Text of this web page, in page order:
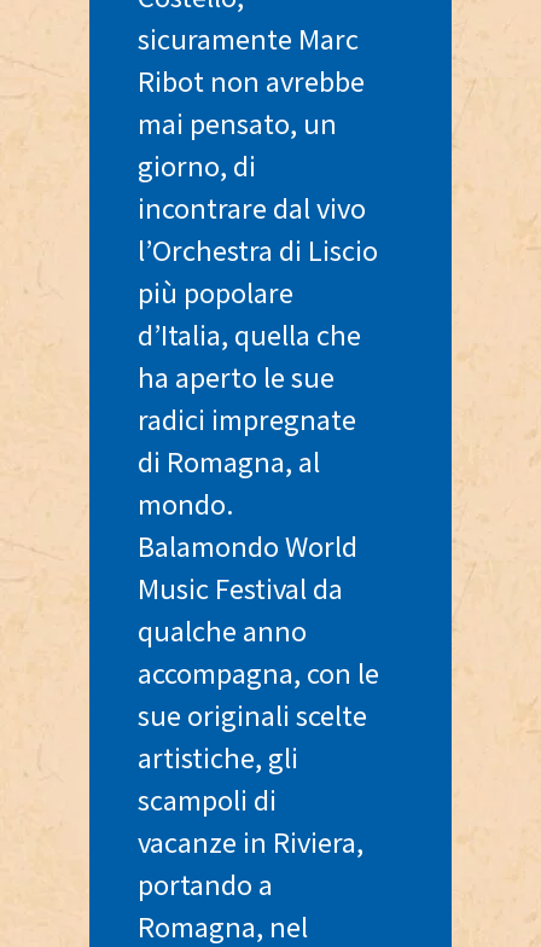
sicuramente Marc
Ribot non avrebbe
mai pensato, un
giorno, di
incontrare dal vivo
l’Orchestra di Liscio
più popolare
d’Italia, quella che
ha aperto le sue
radici impregnate
di Romagna, al
mondo.
Balamondo World
Music Festival da
qualche anno
accompagna, con le
sue originali scelte
artistiche, gli
scampoli di
vacanze in Riviera,
portando a
Romagna, nel